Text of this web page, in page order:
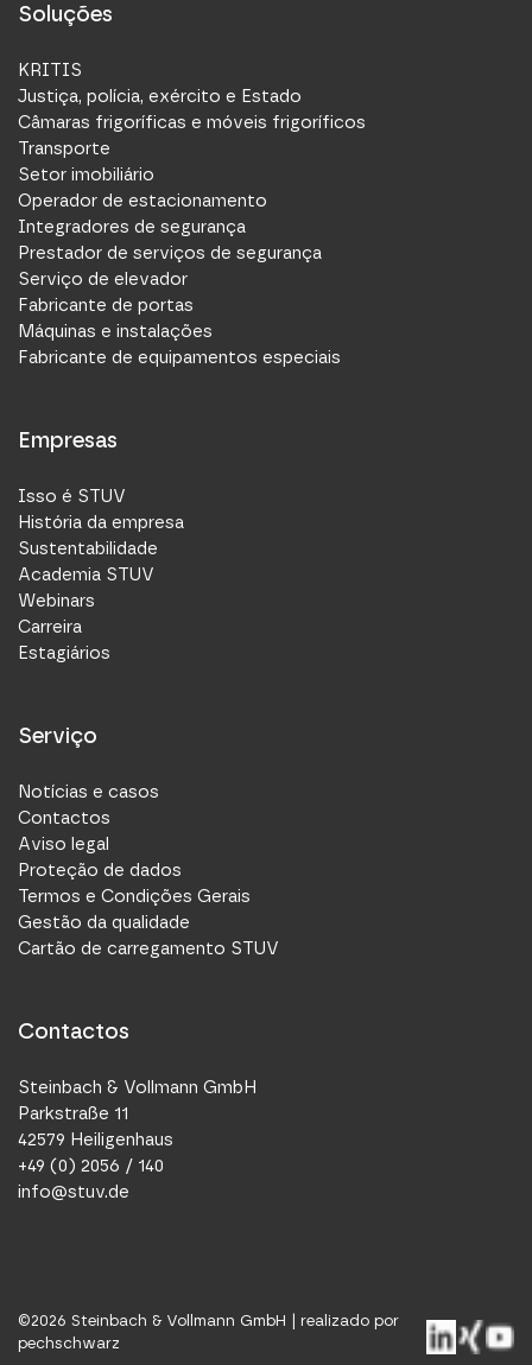
Soluções
KRITIS
Justiça, polícia, exército e Estado
Câmaras frigoríficas e móveis frigoríficos
Transporte
Setor imobiliário
Operador de estacionamento
Integradores de segurança
Prestador de serviços de segurança
Serviço de elevador
Fabricante de portas
Máquinas e instalações
Fabricante de equipamentos especiais
Empresas
Isso é STUV
História da empresa
Sustentabilidade
Academia STUV
Webinars
Carreira
Estagiários
Serviço
Notícias e casos
Contactos
Aviso legal
Proteção de dados
Termos e Condições Gerais
Gestão da qualidade
Cartão de carregamento STUV
Contactos
Steinbach & Vollmann GmbH
Parkstraße 11
42579 Heiligenhaus
+49 (0) 2056 / 140
info@stuv.de
©2026 Steinbach & Vollmann GmbH | realizado por
pechschwarz